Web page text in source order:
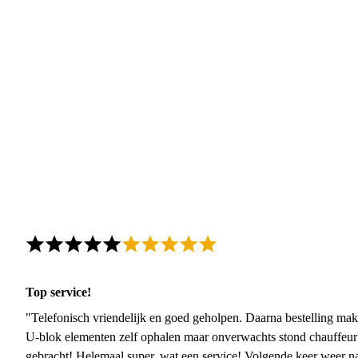
Top service!
"Telefonisch vriendelijk en goed geholpen. Daarna bestelling
U-blok elementen zelf ophalen maar onverwachts stond